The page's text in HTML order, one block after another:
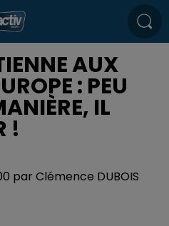
AUX
: PEU
IL
!
par Clémence DUBOIS